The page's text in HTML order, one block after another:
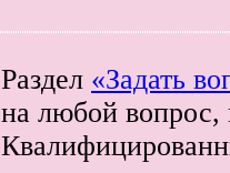
Раздел «Задать
на любой